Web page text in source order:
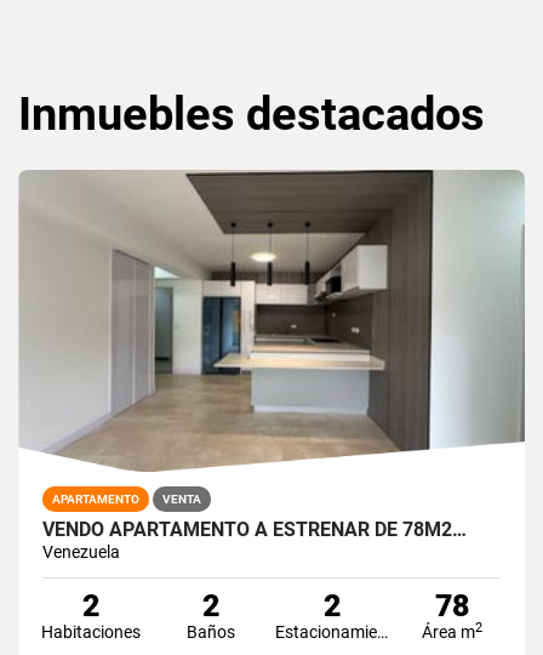
Inmuebles destacados
APARTAMENTO VENTA
VENDO APARTAMENTO A ESTRENAR DE 78M2…
Venezuela
2
Habitaciones
2
Baños
2
Estacionamiento
78
Área m2